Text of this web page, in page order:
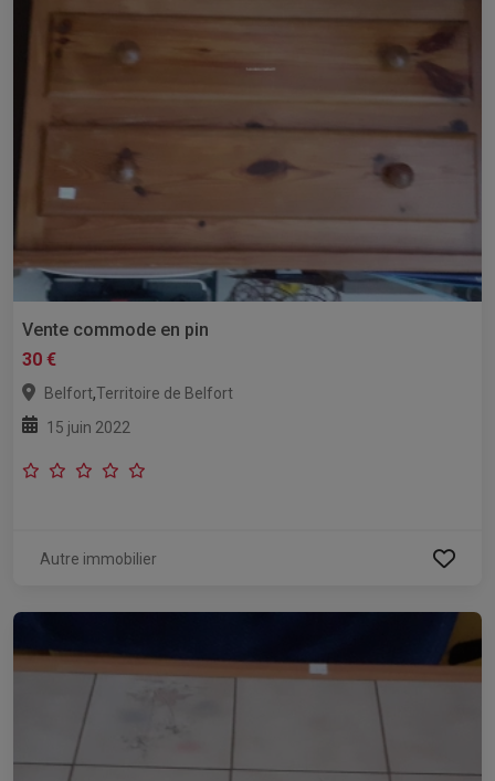
Vente commode en pin
30 €
Belfort,Territoire de Belfort
15 juin 2022
Autre immobilier